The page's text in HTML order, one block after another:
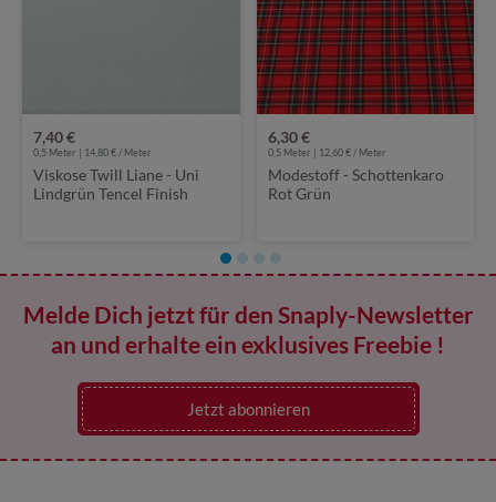
7,40 €
0,5 Meter | 14,80 € / Meter
Viskose Twill Liane - Uni
Lindgrün Tencel Finish
6,30 €
0,5 Meter | 12,60 € / Meter
Modestoff - Schottenkaro
Rot Grün
Melde Dich jetzt für den Snaply-Newsletter
an und erhalte ein exklusives Freebie !
Jetzt abonnieren